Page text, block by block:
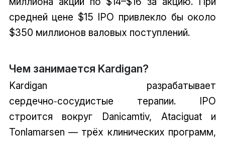
средней цене $15 IPO привлекло бы около
$350 миллионов валовых поступлений.
Чем занимается Kardigan?
Kardigan разрабатывает
сердечно‑сосудистые терапии. IPO
строится вокруг Danicamtiv, Ataciguat и
Tonlamarsen — трёх клинических программ,